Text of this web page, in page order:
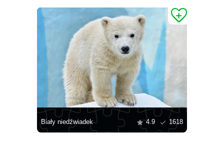
Biały niedźwiadek 4.9 1618